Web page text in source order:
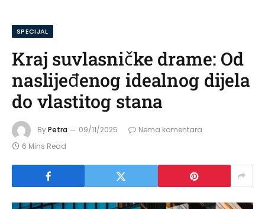
SPECIJAL
Kraj suvlasničke drame: Od
naslijeđenog idealnog dijela
do vlastitog stana
ByPetra 09/11/2025
Nema komentara
6 Mins Read